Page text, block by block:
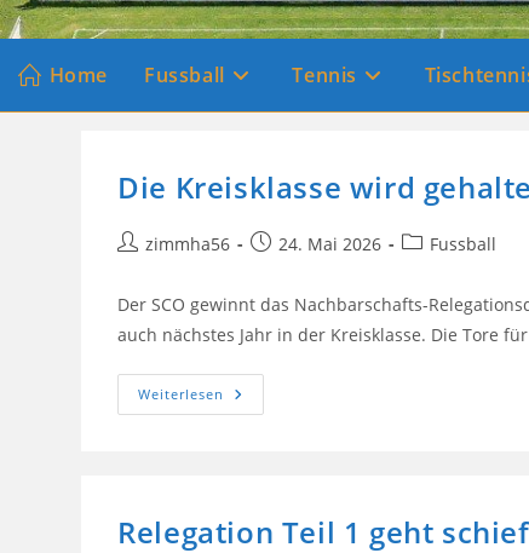
Home Fussball Tennis
Die Kreisklasse wird
Beitrags-
zimmha56
Beitrag24. Mai 2026
Beitrags-
Fussball
Der SCO gewinnt das Nachbarschafts-
auch nächstes Jahr in der Kreisklasse. Die Tore
Weiterlesen Die
Kreisklasse
Relegation Teil 1 geht